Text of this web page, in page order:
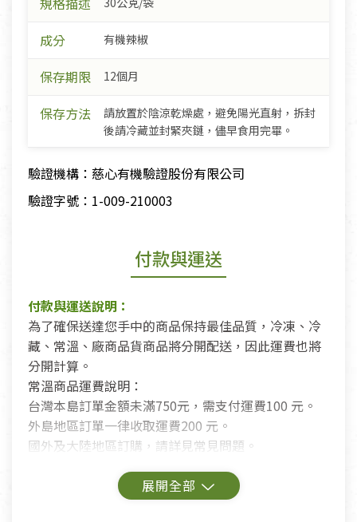
成分 有機辣椒
保存期限 12個月
保存方法
請放置於陰涼乾燥處，避免陽光直射，拆封
後請冷藏並封緊夾鏈，儘早食用完畢。
驗證機構：慈心有機驗證股份有限公司
驗證字號：1-009-210003
付款與運送
付款與運送說明：
為了確保送達您手中的商品保持最佳品質，冷凍、冷
藏、常溫、廠商品貨商品將分開配送，因此運費也將
分開計算。
常溫商品運費說明：
台灣本島訂單金額未滿750元，需支付運費100 元。
外島地區訂單一律收取運費200 元。
國外及大陸地區訂購，請詳見常見問題。
鑑賞期商品說明：